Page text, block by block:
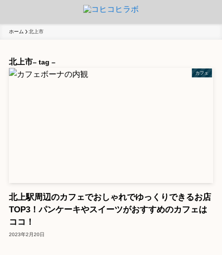
ホーム 北上市
北上市– tag –
カフェ
北上駅周辺のカフェでおしゃれでゆっくりできるお店
TOP3！パンケーキやスイーツがおすすめのカフェは
ココ！
2023年2月20日